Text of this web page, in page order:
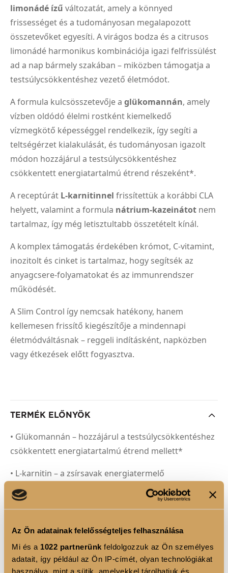
Az Ön adatainak felelősségteljes felhasználása
Mi és a 1022 partnerünk feldolgozzuk az Ön személyes
adatait, így például az Ön IP-címét, olyan technológiákat
használva, mint a sütik, amelyekkel tárolhatjuk és
limonádé ízű változatát, amely a könnyed
frissességet és a tudományosan megalapozott
összetevőket egyesíti. A virágos bodza és a citrusos
limonádé harmonikus kombinációja igazi felfrissülést
ad a nap bármely szakában – miközben támogatja a
testsúlycsökkentéshez vezető életmódot.
A formula kulcsösszetevője a glükomannán, amely
vízben oldódó élelmi rostként kiemelkedő
vízmegkötő képességgel rendelkezik, így segíti a
teltségérzet kialakulását, és tudományosan igazolt
módon hozzájárul a testsúlycsökkentéshez
csökkentett energiatartalmú étrend részeként*.
A receptúrát L-karnitinnel frissítettük a korábbi CLA
helyett, valamint a formula nátrium-kazeinátot nem
tartalmaz, így még letisztultabb összetételt kínál.
A komplex támogatás érdekében krómot, C-vitamint,
inozitolt és cinket is tartalmaz, hogy segítsék az
anyagcsere-folyamatokat és az immunrendszer
működését.
A Slim Control így nemcsak hatékony, hanem
kellemesen frissítő kiegészítője a mindennapi
életmódváltásnak – reggeli indításként, napközben
vagy étkezések előtt fogyasztva.
TERMÉK ELŐNYÖK
• Glükomannán – hozzájárul a testsúlycsökkentéshez
csökkentett energiatartalmú étrend mellett*
• L-karnitin – a zsírsavak energiatermelő
folyamatokba történő szállításában játszik szerepet
• Króm – támogatja a normál vércukorszintet és a
makrotápanyagok anyagcseréjét
• C-vitamin – antioxidáns hatásával segíti a szervezet
természetes védekezőképességét